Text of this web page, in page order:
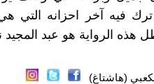
فيه آخر احزانه التي
هذه الرواية هو عبد
(هاشتاغ)